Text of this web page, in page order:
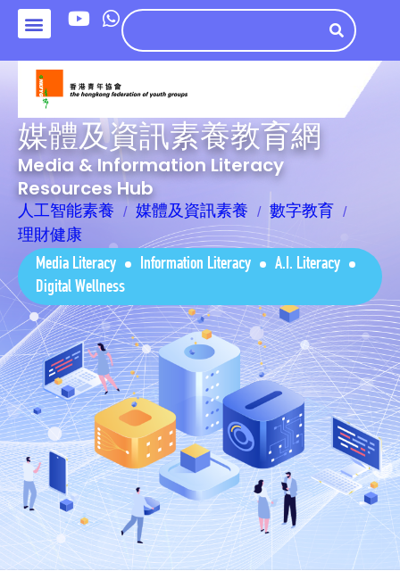
媒體及資訊素養教育網
Media & Information Literacy
Resources Hub
人工智能素養 媒體及資訊素養
數字教育
理財健康
Media Literacy Information Literacy
A.I. Literacy
Digital Wellness